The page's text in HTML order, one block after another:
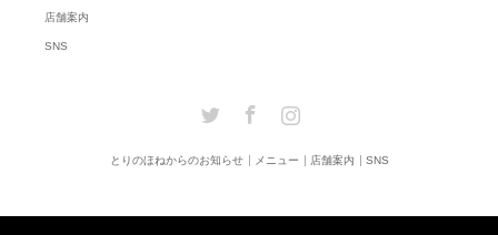
店舗案内
SNS
Twitter Facebook
とりのほねからのお知らせ メニュー 店舗案内 SNS